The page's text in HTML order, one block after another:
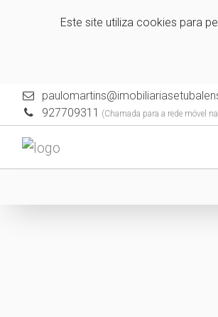
Este site utiliza cookies para
927709311 (Chamada para a rede móvel